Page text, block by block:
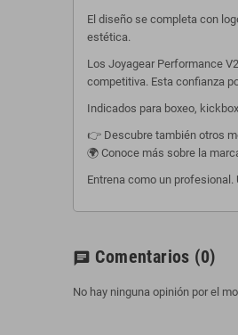
El diseño se completa con
estética.
Los Joyagear Performance
competitiva. Esta confianza
Indicados para boxeo,
👉 Descubre también otros
🌍 Conoce más sobre la
Entrena como un profesional.
chat Comentarios (0)
No hay ninguna opinión por el